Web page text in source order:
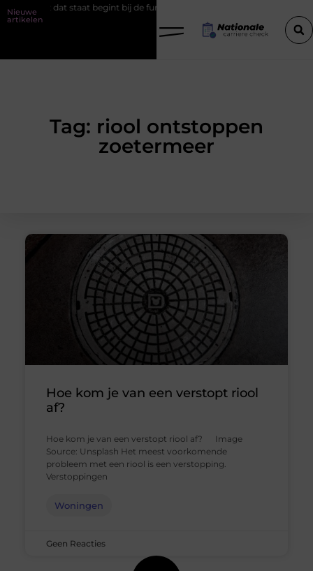
Nieuwe
artikelen
dat staat begint bij de fundering
Tag: riool ontstoppen
zoetermeer
Hoe kom je van een verstopt riool
af?
Hoe kom je van een verstopt riool af? ‍ Image
Source: Unsplash‍ Het meest voorkomende
probleem met een riool is een verstopping.
Verstoppingen
Woningen
Geen Reacties